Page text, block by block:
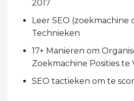
2017
Leer SEO (zoekmachine
Technieken
17+ Manieren om
Zoekmachine Posities te
SEO tactieken om te